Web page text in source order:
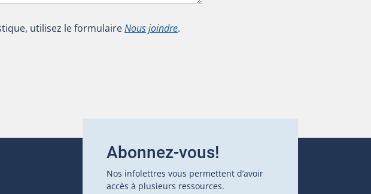
utilisez le formulaireNous joindre.
Abonnez-vous!
Nos infolettres vous permettent d’avoir
accès à plusieurs ressources.